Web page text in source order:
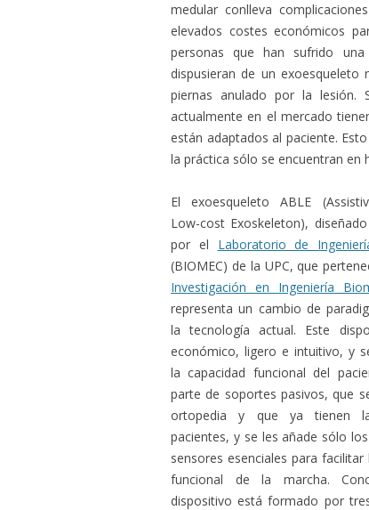
medular conlleva
elevados costes económicos
personas que han sufrido
dispusieran de un
piernas anulado por la lesión.
actualmente en el mercado
están adaptados al paciente.
la práctica sólo se encuentran en
El exoesqueleto ABLE
Low-cost Exoskeleton),
por el Laboratorio de
(BIOMEC) de la UPC, que
Investigación en Ingeniería
representa un cambio de
la tecnología actual. Este
económico, ligero e intuitivo, y
la capacidad funcional del
parte de soportes pasivos, que
ortopedia y que ya tienen
pacientes, y se les añade sólo
sensores esenciales para facilitar
funcional de la marcha.
dispositivo está formado por